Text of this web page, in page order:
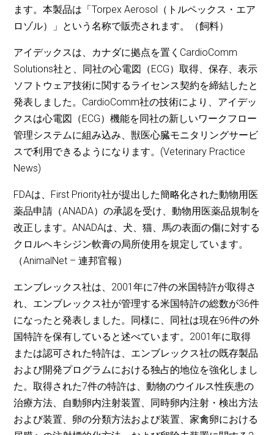
ます。本製品は「Torpex Aerosol（トルペックス・エア
ロゾル）」という名称で販売されます。（飼料）
アイデックスは、カナダに拠点を置くCardioComm
Solutions社と、同社の心電図（ECG）取得、保存、表示
ソフトウェア技術に関するライセンス契約を締結したと
発表しました。CardioComm社の技術により、アイデッ
クスは心電図（ECG）機能を同社の新しいワークフロー
管理システムに組み込み、獣医心臓モニタリングサービ
スで利用できるようになります。(Veterinary Practice
News)
FDAは、First Priority社が提出した簡略化された動物用医
薬品申請（ANADA）の承認を受け、動物用医薬品規制を
改正します。ANADAは、犬、猫、馬の表面の傷に対する
クロルヘキシジン軟膏の局所使用を規定しています。
（AnimalNet – 連邦官報）
エンブレックス社は、2001年に7件の米国特許が取得さ
れ、エンブレックス社が管理する米国特許の総数が36件
になったと発表しました。同様に、同社は現在96件の外
国特許を保有していると述べています。2001年に取得
または認可された特許は、エンブレックス社の既存製品
および開発プログラムにおける独占的地位を強化しまし
た。取得された7件の特許は、動物のウイルス性疾患の
治療方法、自動卵内注射装置、同時卵内注射・検出方法
および装置、卵の分類方法および装置、家禽卵における